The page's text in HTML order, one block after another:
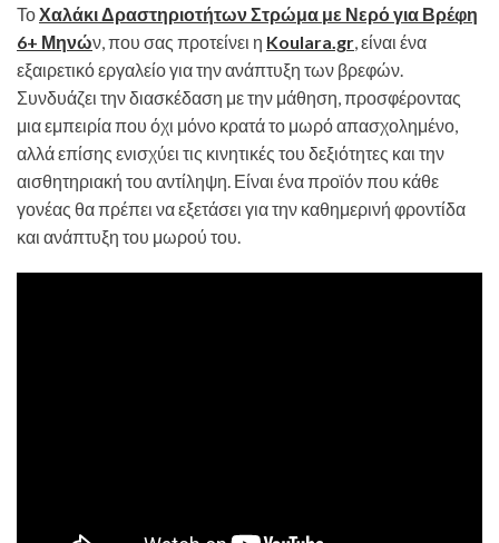
ΤοΧαλάκι Δραστηριοτήτων Στρώμα με Νερό για Βρέφη
6+ Μηνών, που σας προτείνει η Koulara.gr, είναι ένα
εξαιρετικό εργαλείο για την ανάπτυξη των βρεφών.
Συνδυάζει την διασκέδαση με την μάθηση, προσφέροντας
μια εμπειρία που όχι μόνο κρατά το μωρό απασχολημένο,
αλλά επίσης ενισχύει τις κινητικές του δεξιότητες και την
αισθητηριακή του αντίληψη. Είναι ένα προϊόν που κάθε
γονέας θα πρέπει να εξετάσει για την καθημερινή φροντίδα
και ανάπτυξη του μωρού του.